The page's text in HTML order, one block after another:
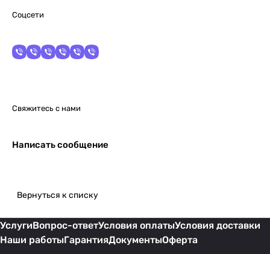
Соцсети
Свяжитесь с нами
Написать сообщение
Вернуться к списку
УслугиВопрос-ответУсловия оплатыУсловия доставки
Наши работыГарантияДокументыОферта